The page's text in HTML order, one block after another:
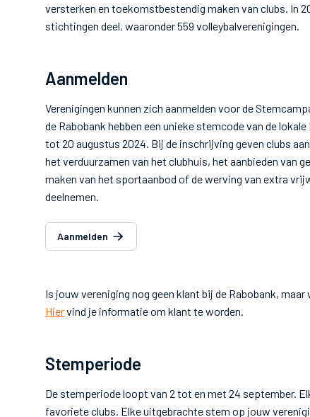
versterken en toekomstbestendig maken van clubs. In
stichtingen deel, waaronder 559 volleybalverenigingen.
Aanmelden
Verenigingen kunnen zich aanmelden voor de
de Rabobank hebben een unieke stemcode van de
tot 20 augustus 2024. Bij de inschrijving geven clubs
het verduurzamen van het clubhuis, het aanbieden van
maken van het sportaanbod of de werving van extra
deelnemen.
Aanmelden
Is jouw vereniging nog geen klant bij de Rabobank,
Hiervind je informatie om klant te worden.
Stemperiode
De stemperiode loopt van 2 tot en met 24 september.
favoriete clubs. Elke uitgebrachte stem op jouw